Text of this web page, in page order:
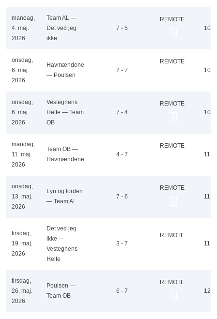
mandag,
4. maj.
2026
Team AL —
Det ved jeg
ikke
7 - 5
REMOTE
10
onsdag,
6. maj.
2026
Havmændene
— Poulsen
2 - 7
REMOTE
10
onsdag,
6. maj.
2026
Vestegnens
Helte — Team
OB
7 - 4
REMOTE
10
mandag,
11. maj.
2026
Team OB —
Havmændene
4 - 7
REMOTE
11
onsdag,
13. maj.
2026
Lyn og torden
— Team AL
7 - 6
REMOTE
11
tirsdag,
19. maj.
2026
Det ved jeg
ikke —
Vestegnens
Helte
3 - 7
REMOTE
11
tirsdag,
26. maj.
2026
Poulsen —
Team OB
6 - 7
REMOTE
12